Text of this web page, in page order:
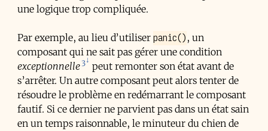
une logique trop compliquée.
Par exemple, au lieu d’utiliser panic() , un
composant qui ne sait pas gérer une condition
exceptionnelle3
peut remonter son état avant de
s’arrêter. Un autre composant peut alors tenter de
résoudre le problème en redémarrant le composant
fautif. Si ce dernier ne parvient pas dans un état sain
en un temps raisonnable, le minuteur du chien de